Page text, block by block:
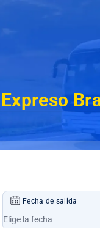
Fecha de salida